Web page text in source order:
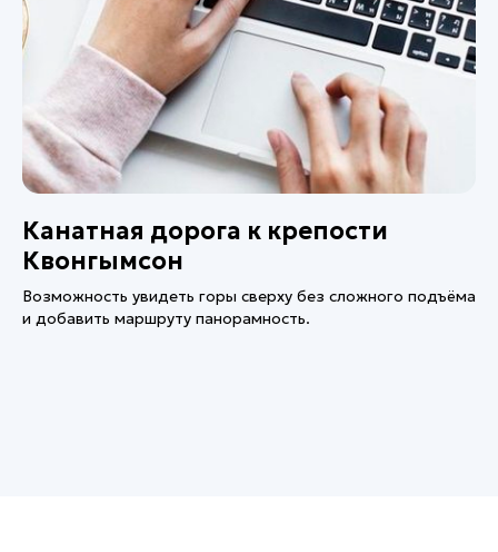
Канатная дорога к крепости
Квонгымсон
Возможность увидеть горы сверху без сложного подъёма
и добавить маршруту панорамность.